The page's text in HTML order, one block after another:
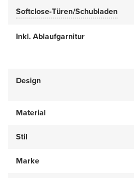
Softclose-Türen/Schubladen
Inkl. Ablaufgarnitur
Design
Material
Stil
Marke